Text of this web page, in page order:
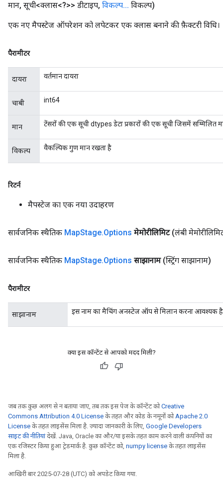
मान, सूची<क्लास<?>> डीटाइप, विकल्प... विकल्प)
एक नए मैपस्टेज ऑपरेशन को लपेटकर एक क्लास बनाने की फ़ैक्टरी विधि।
पैरामीटर
दायरा वर्तमान दायरा
चाबी int64
मान टेंसरों की एक सूची dtypes डेटा प्रकारों की एक सूची जिसमें सम्मिलित
विकल्प वैकल्पिक गुण मान रखता है
रिटर्न
मैपस्टेज का एक नया उदाहरण
सार्वजनिक स्थैतिक MapStage.Options मेमोरीलिमिट (लंबी
सार्वजनिक स्थैतिक MapStage.Options साझानाम (स्ट्रिंग साझानाम)
पैरामीटर
साझानाम इस नाम का मैचिंग अनस्टेज ऑप से मिलान करना आवश्यक
क्या इस कॉन्टेंट से आपको मदद मिली?
जब तक कुछ अलग से न बताया जाए, तब तक इस पेज के कॉन्टेंट कोCreative
Commons Attribution 4.0 License के तहत और कोड के नमूनों कोApache 2.0
License के तहत लाइसेंस मिला है. ज़्यादा जानकारी के लिए, Google Developers
साइट की नीतियांदेखें. Java, Oracle का और/या इसके तहत काम करने वाली कंपनियों का
एक रजिस्टर किया हुआ ट्रेडमार्क है. कुछ कॉन्टेंट को, numpy license के तहत लाइसेंस
मिला है.
आखिरी बार 2025-07-28 (UTC) को अपडेट किया गया.